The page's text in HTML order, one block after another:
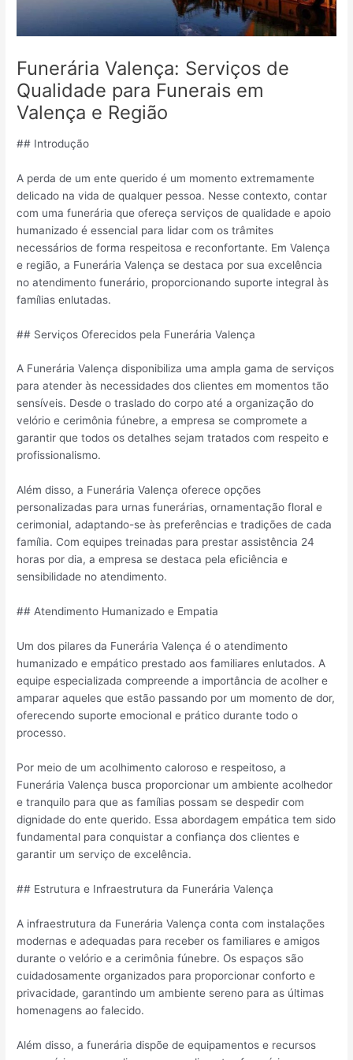
Funerária Valença: Serviços de
Qualidade para Funerais em
Valença e Região
## Introdução
A perda de um ente querido é um momento extremamente
delicado na vida de qualquer pessoa. Nesse contexto, contar
com uma funerária que ofereça serviços de qualidade e apoio
humanizado é essencial para lidar com os trâmites
necessários de forma respeitosa e reconfortante. Em Valença
e região, a Funerária Valença se destaca por sua excelência
no atendimento funerário, proporcionando suporte integral às
famílias enlutadas.
## Serviços Oferecidos pela Funerária Valença
A Funerária Valença disponibiliza uma ampla gama de serviços
para atender às necessidades dos clientes em momentos tão
sensíveis. Desde o traslado do corpo até a organização do
velório e cerimônia fúnebre, a empresa se compromete a
garantir que todos os detalhes sejam tratados com respeito e
profissionalismo.
Além disso, a Funerária Valença oferece opções
personalizadas para urnas funerárias, ornamentação floral e
cerimonial, adaptando-se às preferências e tradições de cada
família. Com equipes treinadas para prestar assistência 24
horas por dia, a empresa se destaca pela eficiência e
sensibilidade no atendimento.
## Atendimento Humanizado e Empatia
Um dos pilares da Funerária Valença é o atendimento
humanizado e empático prestado aos familiares enlutados. A
equipe especializada compreende a importância de acolher e
amparar aqueles que estão passando por um momento de dor,
oferecendo suporte emocional e prático durante todo o
processo.
Por meio de um acolhimento caloroso e respeitoso, a
Funerária Valença busca proporcionar um ambiente acolhedor
e tranquilo para que as famílias possam se despedir com
dignidade do ente querido. Essa abordagem empática tem sido
fundamental para conquistar a confiança dos clientes e
garantir um serviço de excelência.
## Estrutura e Infraestrutura da Funerária Valença
A infraestrutura da Funerária Valença conta com instalações
modernas e adequadas para receber os familiares e amigos
durante o velório e a cerimônia fúnebre. Os espaços são
cuidadosamente organizados para proporcionar conforto e
privacidade, garantindo um ambiente sereno para as últimas
homenagens ao falecido.
Além disso, a funerária dispõe de equipamentos e recursos